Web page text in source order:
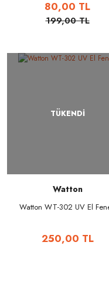
80,00 TL
199,00 TL
TÜKENDİ
Watton
Watton WT-302 UV El
250,00 TL